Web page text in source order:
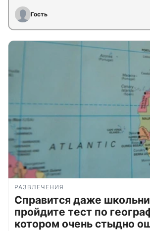
Гость
РАЗВЛЕЧЕНИЯ
Справится даже
пройдите тест по
котором очень стыдно